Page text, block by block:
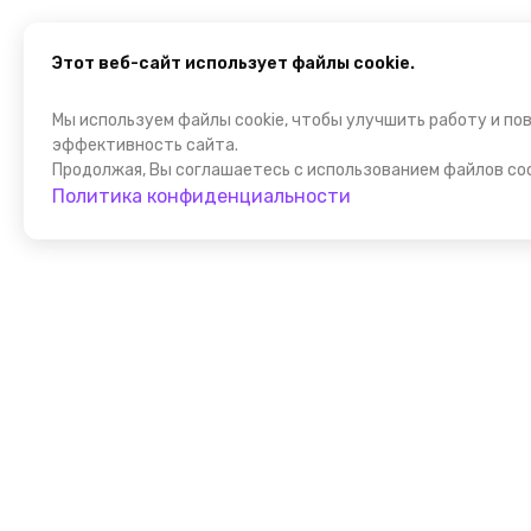
Этот веб-сайт использует файлы cookie.
Мы используем файлы cookie, чтобы улучшить работу и
эффективность сайта.
Продолжая, Вы соглашаетесь с использованием файлов
Политика конфиденциальности